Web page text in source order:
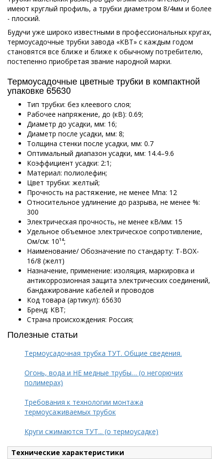
имеют круглый профиль, а трубки диаметром 8/4мм и более
- плоский.
Будучи уже широко известными в профессиональных кругах,
термоусадочные трубки завода «КВТ» с каждым годом
становятся все ближе и ближе к обычному потребителю,
постепенно приобретая звание народной марки.
Термоусадочные цветные трубки в компактной
упаковке 65630
Тип трубки: без клеевого слоя;
Рабочее напряжение, до (кВ): 0.69;
Диаметр до усадки, мм: 16;
Диаметр после усадки, мм: 8;
Толщина стенки после усадки, мм: 0.7
Оптимальный диапазон усадки, мм: 14.4–9.6
Коэффициент усадки: 2:1;
Материал: полиолефин;
Цвет трубки: желтый;
Прочность на растяжение, не менее Мпа: 12
Относительное удлинение до разрыва, не менее %:
300
Электрическая прочность, не менее кВ/мм: 15
Удельное объемное электрическое сопротивление,
Ом/см: 10¹⁴;
Наименование/ Обозначение по стандарту: Т-BOX-
16/8 (желт)
Назначение, применение: изоляция, маркировка и
антикоррозионная защита электрических соединений,
бандажирование кабелей и проводов
Код товара (артикул): 65630
Бренд: КВТ;
Страна происхождения: Россия;
Полезные статьи
Термоусадочная трубка ТУТ. Общие сведения.
Огонь, вода и НЕ медные трубы… (о негорючих
полимерах)
Требования к технологии монтажа
термоусаживаемых трубок
Круги сжимаются ТУТ... (о термоусадке)
Технические характеристики